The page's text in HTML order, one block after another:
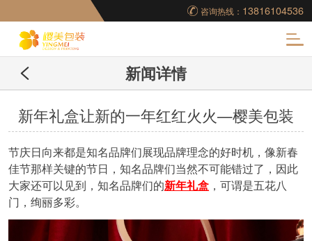
咨询热线： 13816104536
妆品包装盒工厂,高档
包装盒定制,创意包装
盒设计,包装盒制作
新闻详情
新年礼盒让新的一年红红火火—樱美包装
节庆日向来都是知名品牌们展现品牌理念的好时机，像新春
佳节那样关键的节日，知名品牌们当然不可能错过了，因此
大家还可以见到，知名品牌们的新年礼盒，可谓是五花八
门，绚丽多彩。